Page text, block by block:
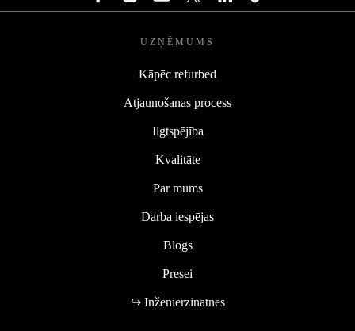
UZŅĒMUMS
Kāpēc refurbed
Atjaunošanas process
Ilgtspējība
Kvalitāte
Par mums
Darba iespējas
Blogs
Presei
↪ Inženierzinātnes